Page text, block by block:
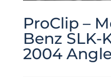
ProClip –
Benz SLK-
2004